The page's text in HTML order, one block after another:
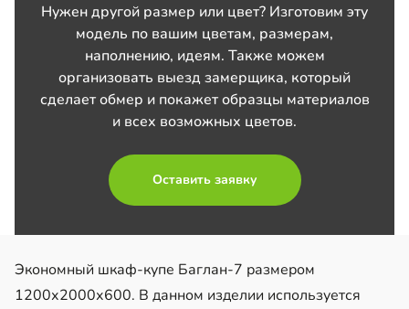
Нужен другой размер или цвет? Изготовим эту
модель по вашим цветам, размерам,
наполнению, идеям. Также можем
организовать выезд замерщика, который
сделает обмер и покажет образцы материалов
и всех возможных цветов.
Оставить заявку
Экономный шкаф-купе Баглан-7 размером
1200х2000х600. В данном изделии используется